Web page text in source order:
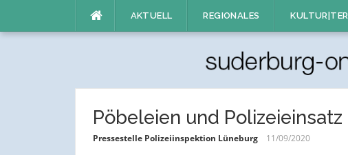
AKTUELL REGIONALES
Pöbeleien und
Pressestelle Polizeiinspektion Lüneburg 11/09/2020